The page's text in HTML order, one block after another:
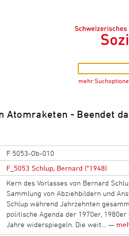
mehr
Atomraketen - Beendet
F 5053-Ob-010
F_5053 Schlup, Bernard (*1948)
Kern des Vorlasses von Bernard
Sammlung von Abziehbildern und
Schlup während Jahrzehnten
politische Agenda der 1970er,
Jahre widerspiegeln. Die weit… —